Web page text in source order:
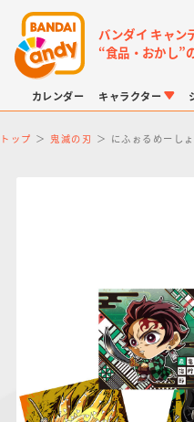
バンダイ キャン
“食品・おかし”
カレンダー キャラクター
トップ 鬼滅の刃 にふぉるめーし